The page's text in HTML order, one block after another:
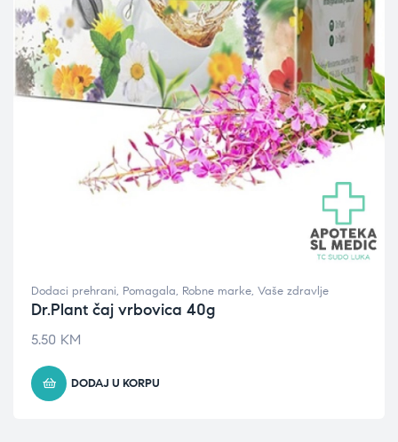
Dodaci prehrani, Pomagala, Robne marke, Vaše zdravlje
Dr.Plant čaj vrbovica 40g
5.50 KM
DODAJ U KORPU